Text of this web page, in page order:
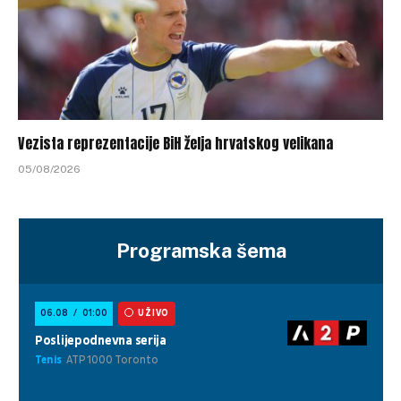
Vezista reprezentacije BiH želja hrvatskog velikana
05/08/2026
Programska šema